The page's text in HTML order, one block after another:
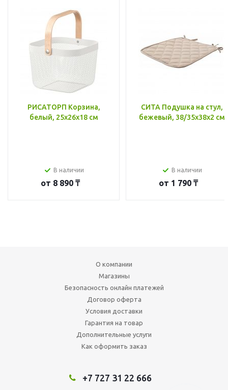
РИСАТОРП Корзина,
белый, 25x26x18 см
В наличии
от 8 890 ₸
СИТА Подушка на стул,
бежевый, 38/35x38x2 см
В наличии
от 1 790 ₸
О компании
Магазины
Безопасность онлайн платежей
Договор оферта
Условия доставки
Гарантия на товар
Дополнительные услуги
Как оформить заказ
+7 727 31 22 666